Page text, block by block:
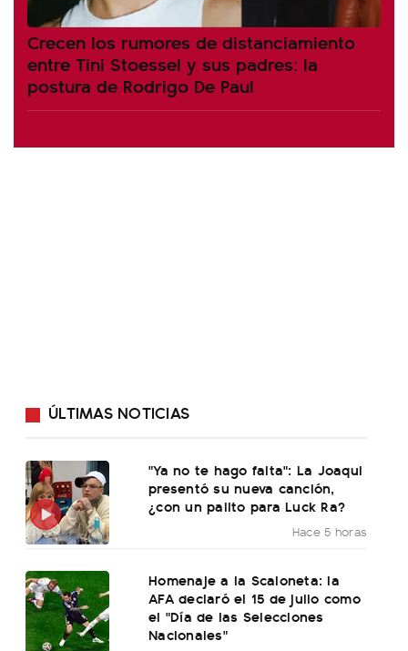
Crecen los rumores de distanciamiento
entre Tini Stoessel y sus padres: la
postura de Rodrigo De Paul
ÚLTIMAS NOTICIAS
"Ya no te hago falta": La Joaqui
presentó su nueva canción,
¿con un palito para Luck Ra?
Hace 5 horas
Homenaje a la Scaloneta: la
AFA declaró el 15 de julio como
el "Día de las Selecciones
Nacionales"